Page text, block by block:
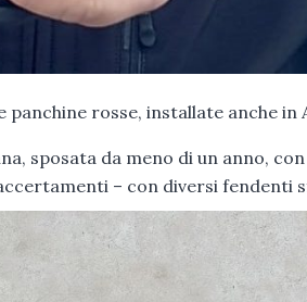
panchine rosse, installate anche
sposata da meno di un anno,
– con diversi fendenti